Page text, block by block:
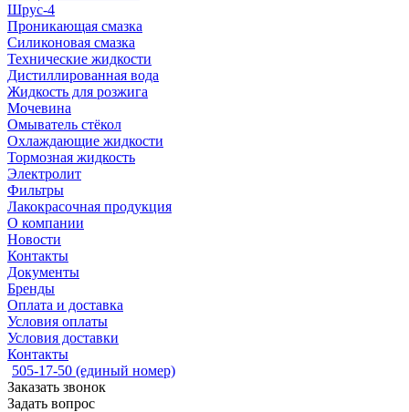
Шрус-4
Проникающая смазка
Силиконовая смазка
Технические жидкости
Дистиллированная вода
Жидкость для розжига
Мочевина
Омыватель стёкол
Охлаждающие жидкости
Тормозная жидкость
Электролит
Фильтры
Лакокрасочная продукция
О компании
Новости
Контакты
Документы
Бренды
Оплата и доставка
Условия оплаты
Условия доставки
Контакты
505-17-50 (единый номер)
Заказать звонок
Задать вопрос